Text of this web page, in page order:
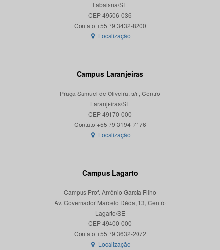
Itabaiana/SE
CEP 49506-036
Localização
Campus Laranjeiras
Praça Samuel de Oliveira, s/n, Centro
Laranjeiras/SE
CEP 49170-000
Localização
Campus Lagarto
Campus Prof. Antônio Garcia Filho
Av. Governador Marcelo Déda, 13, Centro
Lagarto/SE
CEP 49400-000
Localização